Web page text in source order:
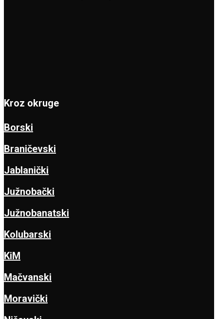
Kroz okruge
Borski
Braničevski
Jablanički
Južnobački
Južnobanatski
Kolubarski
KiM
Mačvanski
Moravički